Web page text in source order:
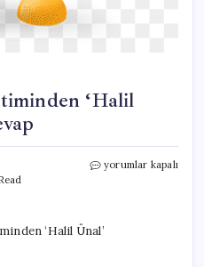
‘Halil
Eskişehirspor
iddialarına
yorumlar kapalı